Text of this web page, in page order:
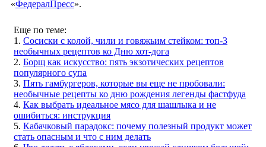
«ФедералПресс».
Еще по теме:
1. Сосиски с колой, чили и говяжьим стейком: топ-3
необычных рецептов ко Дню хот-дога
2. Борщ как искусство: пять экзотических рецептов
популярного супа
3. Пять гамбургеров, которые вы еще не пробовали:
необычные рецепты ко дню рождения легенды фастфуда
4. Как выбрать идеальное мясо для шашлыка и не
ошибиться: инструкция
5. Кабачковый парадокс: почему полезный продукт может
стать опасным и что с ним делать